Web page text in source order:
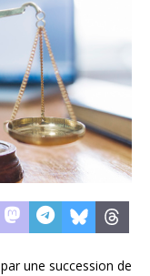
une succession de